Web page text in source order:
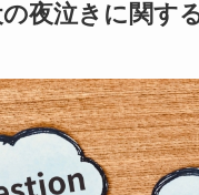
の夜泣きに関す